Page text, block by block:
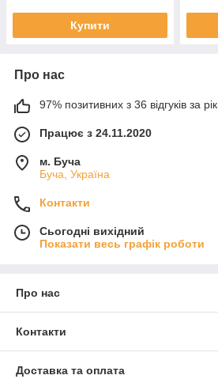
Купити
Про нас
97% позитивних з 36 відгуків за рік
Працює з 24.11.2020
м. Буча
Буча, Україна
Контакти
Сьогодні вихідний
Показати весь графік роботи
Про нас
Контакти
Доставка та оплата